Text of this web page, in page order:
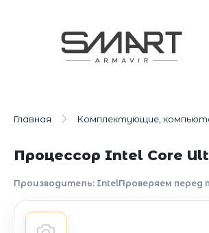
Главная Комплектующие,
Процессор Intel Core
Производитель: IntelПроверяем перед